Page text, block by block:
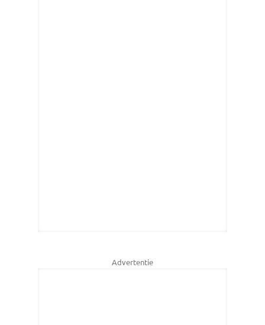
Advertentie